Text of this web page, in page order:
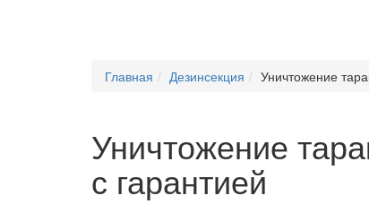
Главная Дезинсекция Уничтожение
Уничтожение
с гарантией